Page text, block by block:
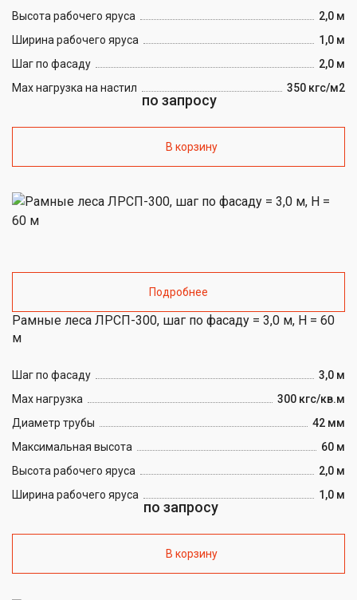
Высота рабочего яруса
2,0 м
Ширина рабочего яруса
1,0 м
Шаг по фасаду
2,0 м
Max нагрузка на настил
350 кгс/м2
по запросу
В корзину
Подробнее
Рамные леса ЛРСП-300, шаг по фасаду = 3,0 м, H = 60
м
Шаг по фасаду
3,0 м
Max нагрузка
300 кгс/кв.м
Диаметр трубы
42 мм
Максимальная высота
60 м
Высота рабочего яруса
2,0 м
Ширина рабочего яруса
1,0 м
по запросу
В корзину